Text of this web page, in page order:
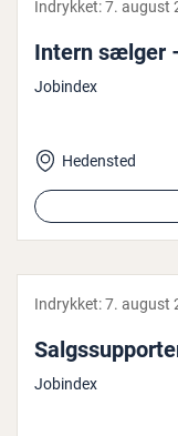
Indrykket:7. august
Intern sælger
Jobindex
Hedensted
Indrykket:7. august
Jobindex